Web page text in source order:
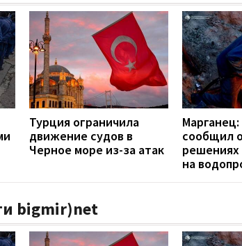
Турция ограничила
движение судов в
Черное море из-за атак
сообщил
решениях
на
bigmir)net